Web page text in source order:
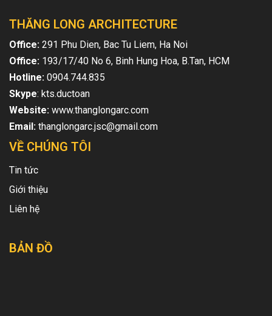
THĂNG LONG ARCHITECTURE
Office: 291 Phu Dien, Bac Tu Liem, Ha Noi
Office: 193/17/40 No 6, Binh Hung Hoa, B.Tan, HCM
Hotline: 0904.744.835
Skype: kts.ductoan
Website: www.thanglongarc.com
Email: thanglongarc.jsc@gmail.com
VỀ CHÚNG TÔI
Tin tức
Giới thiệu
Liên hệ
BẢN ĐỒ